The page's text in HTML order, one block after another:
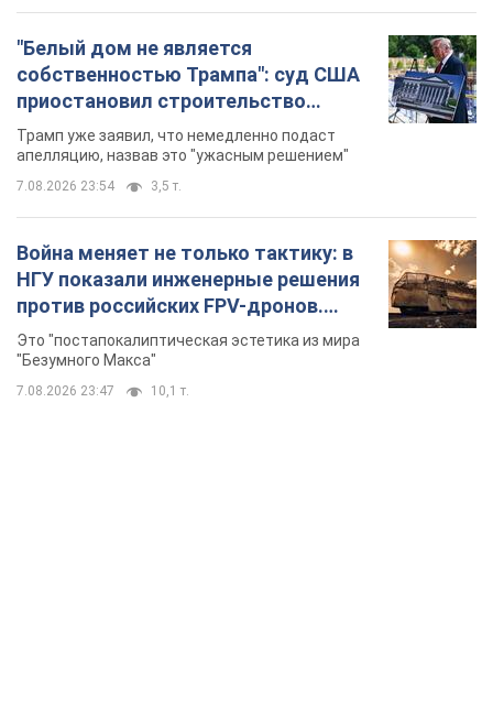
"Белый дом не является
собственностью Трампа": суд США
приостановил строительство
бального зала стоимостью 400 млн
долларов
Трамп уже заявил, что немедленно подаст
апелляцию, назвав это "ужасным решением"
7.08.2026 23:54 3,5 т.
Война меняет не только тактику: в
НГУ показали инженерные решения
против российских FPV-дронов.
Фото
Это "постапокалиптическая эстетика из мира
"Безумного Макса"
7.08.2026 23:47 10,1 т.